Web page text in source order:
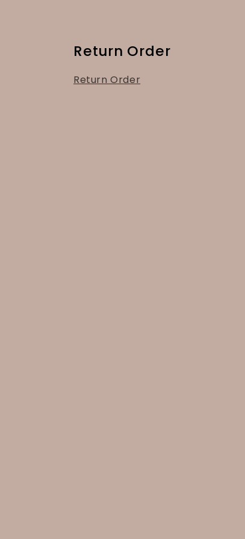
Return Order
Return Order